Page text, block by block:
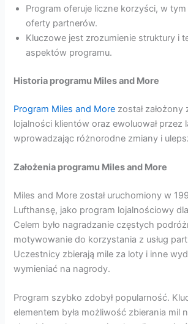
Program oferuje liczne korzyści, w tym
oferty partnerów.
Kluczowe jest zrozumienie struktury i
aspektów programu.
Historia programu Miles and More
Program Miles and More został założony
lojalności klientów oraz ewoluował przez
wprowadzając różnorodne zmiany i
Założenia programu Miles and More
Miles and More został uruchomiony w
Lufthansę, jako program lojalnościowy
Celem było nagradzanie częstych
motywowanie do korzystania z usług
Uczestnicy zbierają mile za loty i inne
wymieniać na nagrody.
Program szybko zdobył popularność.
elementem była możliwość zbierania mil